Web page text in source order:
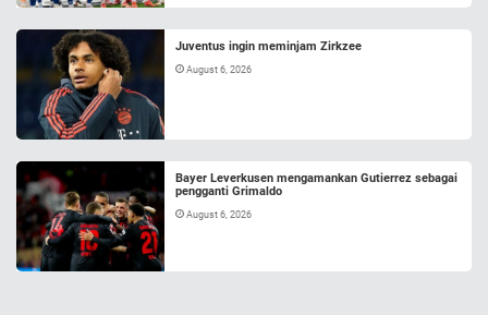
Juventus ingin meminjam Zirkzee
August 6, 2026
Bayer Leverkusen mengamankan Gutierrez sebagai
pengganti Grimaldo
August 6, 2026